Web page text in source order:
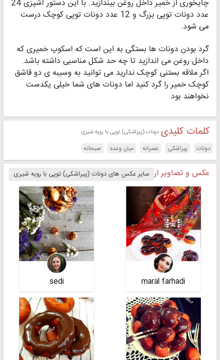
چایخوری از خمیر داخل روغن بیندازید. با این دستور آشپزی 24
عدد دونات توپی بزرگ و 12 عدد دونات توپی کوچک درست
می شود.
گرد بودن دونات ها بستگی به این است که اسکوپ خمیری که
داخل روغن می اندازید تا چه حد شکل مناسبی داشته باشد.
اگر ملاقه بستنی کوچک ندارید می توانید به وسیبه ی دو قاشق
کوچک خمیر را گرد کنید اما دونات های شما خیلی یکدست
نخواهند بود.
کلمات کلیدی دونات (پیراشکی) توپی با رویه شیری
دونات پیراشکی عصرانه میان وعده صبحانه
عکس و تصاویر ارسالی از دونات (پیراشکی) توپی با رویه شیری
سایر عکس های دونات (پیراشکی) توپی با رویه شیری
maral farhadi
sedi